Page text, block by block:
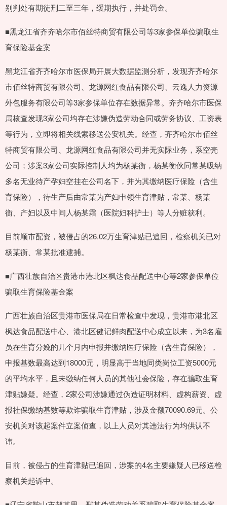
别判处有期徒刑二至三年，缓期执行，并处罚金。
■黑龙江省齐齐哈尔市佰丝特商贸有限公司等3家参保单位骗取生
育保险基金案
黑龙江省齐齐哈尔市医保局开展大数据监测分析，发现齐齐哈尔
市佰丝特商贸有限公司、龙源网红食品有限公司、云逸人力资源
外包服务有限公司等3家参保单位存在数据异常。齐齐哈尔市医保
局核查发现3家公司均存在涉嫌伪造劳动合同或劳务协议、工资表
等行为，立即将相关线索移送公安机关。经查，齐齐哈尔市佰丝
特商贸有限公司、龙源网红食品有限公司并无实际业务，系空壳
公司；涉案3家公司实际控制人均为杨某衡，杨某衡伙同常某吸纳
多名无业待产孕妇空挂在公司名下，并为其缴纳医疗保险（含生
育保险），待生产后由常某为产妇申领生育津贴，常某、杨某
衡、产妇以及中间人杨某霜（医院妇科护士）等人分赃获利。
目前顺市配资，被侵占的26.02万生育津贴已追回，检察机关已对
杨某衡、常某批准逮捕。
■广西壮族自治区贵港市港北区枫达食品配送中心等2家参保单位
骗取生育保险基金案
广西壮族自治区贵港市医保局在日常检查中发现，贵港市港北区
枫达食品配送中心、港北区健记鲜肉配送中心成立以来，为3名雇
员在生育分娩的几个月内申报并缴纳医疗保险（含生育保险），
申报基数最高达到18000元，明显高于当地同类岗位工资5000元
的平均水平，且未缴纳任何人员的其他社会保险，存在骗取生育
津贴嫌疑。经查，2家公司涉嫌通过伪造证明材料、虚构薪资、虚
报社保缴纳基数等欺诈骗取生育津贴，涉及金额70090.69元。公
安机关对该起案件立案侦查，以上人员对其违法行为均供认不
讳。
目前，被侵占的生育津贴已追回，涉案的4名主要嫌疑人已移送检
察机关起诉中。